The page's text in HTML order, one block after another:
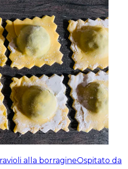
alla borragineOspitato da